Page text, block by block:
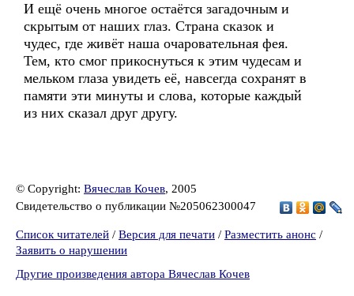
И ещё очень многое остаётся загадочным и
скрытым от наших глаз. Страна сказок и
чудес, где живёт наша очаровательная фея.
Тем, кто смог прикоснуться к этим чудесам и
мельком глаза увидеть её, навсегда сохранят в
памяти эти минуты и слова, которые каждый
из них сказал друг другу.
© Copyright: Вячеслав Кочев, 2005
Свидетельство о публикации №205062300047
Список читателей / Версия для печати / Разместить анонс /
Заявить о нарушении
Другие произведения автора Вячеслав Кочев